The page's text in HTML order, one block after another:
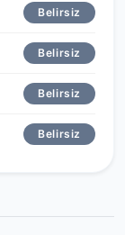
Belirsiz
Belirsiz
Belirsiz
Belirsiz